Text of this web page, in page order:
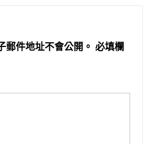
郵件地址不會公開。 必填欄